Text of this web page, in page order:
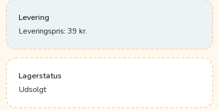
Levering
Leveringspris: 39 kr.
Lagerstatus
Udsolgt